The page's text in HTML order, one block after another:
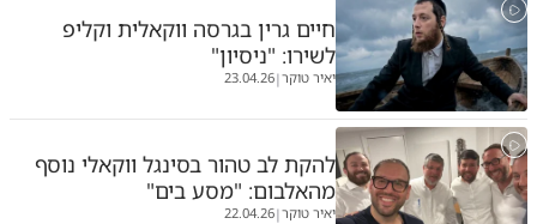
חיים גרין בגרסה ווקאלית וקליפ
לשירו: "ניסיון"
יאיר טוקר|
23.04.26
להקת לב טהור בסינגל ווקאלי נוסף
מהאלבום: "מסע בים"
יאיר טוקר|
22.04.26